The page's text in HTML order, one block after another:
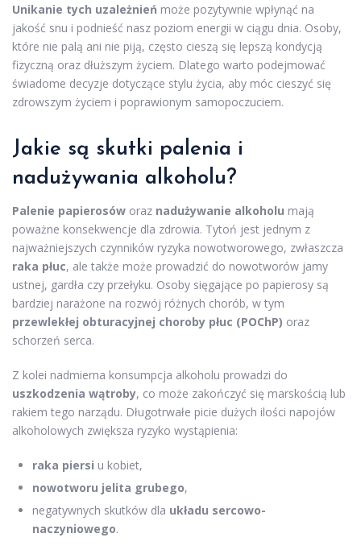
Unikanie tych uzależnień może pozytywnie wpłynąć na
jakość snu i podnieść nasz poziom energii w ciągu dnia. Osoby,
które nie palą ani nie piją, często cieszą się lepszą kondycją
fizyczną oraz dłuższym życiem. Dlatego warto podejmować
świadome decyzje dotyczące stylu życia, aby móc cieszyć się
zdrowszym życiem i poprawionym samopoczuciem.
Jakie są skutki palenia i
nadużywania alkoholu?
Palenie papierosów oraz nadużywanie alkoholu mają
poważne konsekwencje dla zdrowia. Tytoń jest jednym z
najważniejszych czynników ryzyka nowotworowego, zwłaszcza
raka płuc, ale także może prowadzić do nowotworów jamy
ustnej, gardła czy przełyku. Osoby sięgające po papierosy są
bardziej narażone na rozwój różnych chorób, w tym
przewlekłej obturacyjnej choroby płuc (POChP) oraz
schorzeń serca.
Z kolei nadmierna konsumpcja alkoholu prowadzi do
uszkodzenia wątroby, co może zakończyć się marskością lub
rakiem tego narządu. Długotrwałe picie dużych ilości napojów
alkoholowych zwiększa ryzyko wystąpienia:
raka piersi u kobiet,
nowotworu jelita grubego,
negatywnych skutków dla układu sercowo-
naczyniowego.